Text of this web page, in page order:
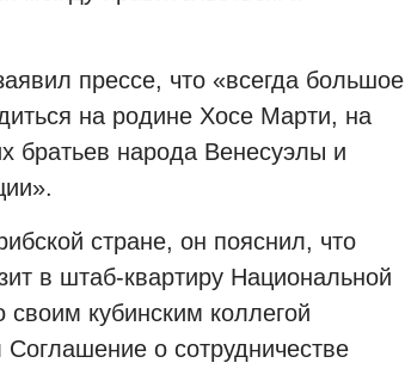
прессе, что «всегда большое
на родине Хосе Марти, на
братьев народа Венесуэлы и
стране, он пояснил, что
в штаб-квартиру Национальной
кубинским коллегой
о сотрудничестве